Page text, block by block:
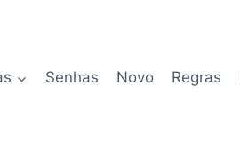
Senhas Novo Regras